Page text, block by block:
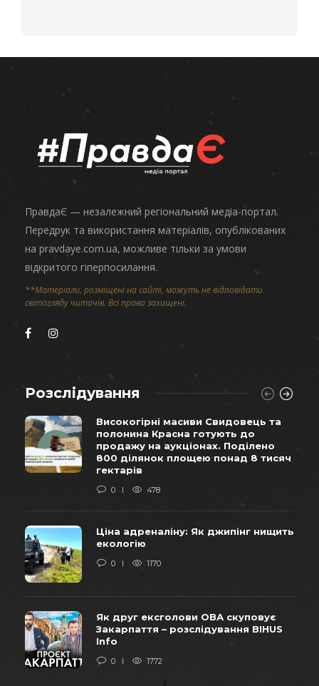
ПравдаЄ — незалежний регіональний медіа-портал.
Передрук та використання матеріалів, опублікованих
на pravdaye.com.ua, можливе тільки за умови
відкритого гіперпосилання.
**Матеріали, розміщені на сайті, можуть не відповідати
світогляду читачів. Всі права захищені.
Розслідування
Високогірні масиви Свидовець та
полонина Красна готують до
продажу на аукціонах. Поділено
800 ділянок площею понад 8 тисяч
гектарів
0 478
Ціна адреналіну: Як джипінг нищить
екологію
0 1170
Як друг ексголови ОВА скуповує
Закарпаття – розслідування BIHUS
Info
0 1772